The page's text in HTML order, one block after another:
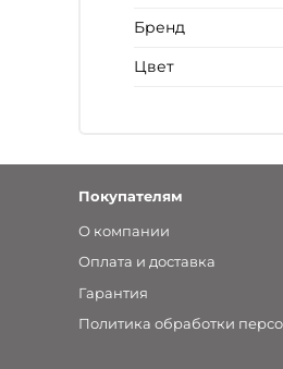
Бренд
Цвет
Покупателям
О компании
Оплата и доставка
Гарантия
Политика обработки